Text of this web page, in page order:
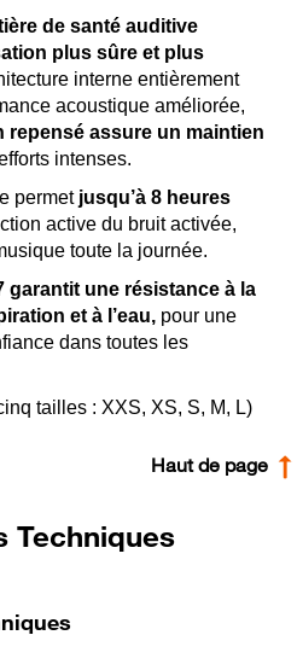
de santé auditive
plus sûre et plus
interne entièrement
acoustique améliorée,
repensé assure un maintien
intenses.
permet jusqu’à 8 heures
active du bruit activée,
toute la journée.
garantit une résistance à la
et à l’eau, pour une
dans toutes les
tailles : XXS, XS, S, M, L)
Haut de page
Techniques